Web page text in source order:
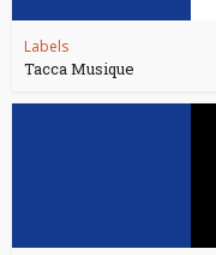
Labels
Tacca Musique